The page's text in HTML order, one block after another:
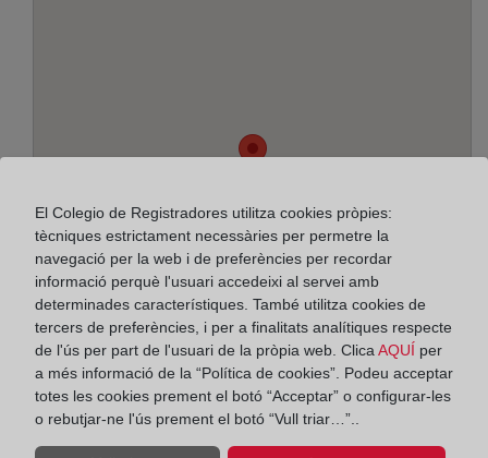
Adreça:
El Colegio de Registradores utilitza cookies pròpies:
tècniques estrictament necessàries per permetre la
navegació per la web i de preferències per recordar
informació perquè l'usuari accedeixi al servei amb
determinades característiques. També utilitza cookies de
tercers de preferències, i per a finalitats analítiques respecte
de l'ús per part de l'usuari de la pròpia web. ClicaAQUÍ per
a més informació de la “Política de cookies”. Podeu acceptar
totes les cookies prement el botó “Acceptar” o configurar-les
o rebutjar-ne l'ús prement el botó “Vull triar…”..